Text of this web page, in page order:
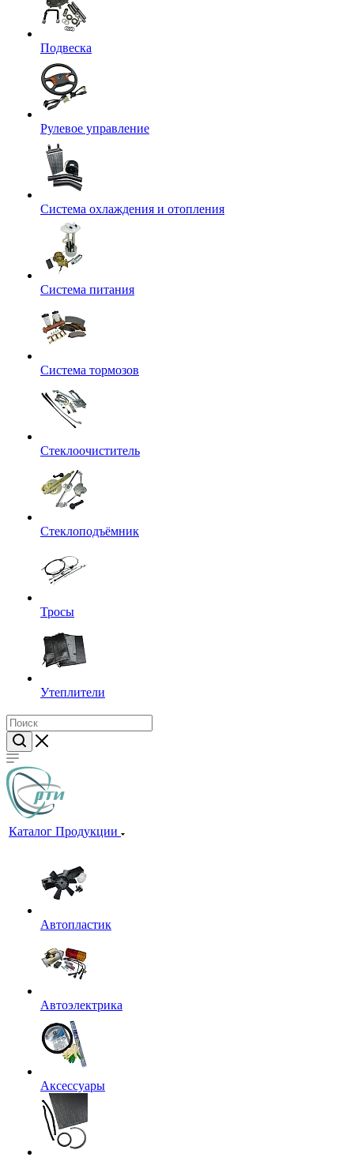
Подвеска
Рулевое управление
Система охлаждения и отопления
Система питания
Система тормозов
Стеклоочиститель
Стеклоподъёмник
Тросы
Утеплители
Каталог Продукции
Автопластик
Автоэлектрика
Аксессуары